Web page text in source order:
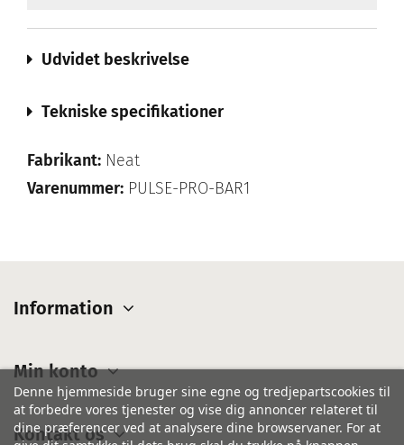
Udvidet beskrivelse
Tekniske specifikationer
Fabrikant: Neat
Varenummer: PULSE-PRO-BAR1
Information
Min konto
Kontakt os
Denne hjemmeside bruger sine egne og tredjepartscookies til
at forbedre vores tjenester og vise dig annoncer relateret til
dine præferencer ved at analysere dine browservaner. For at